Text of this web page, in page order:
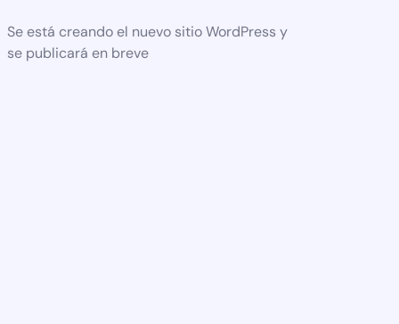
Se está creando el nuevo sitio WordPress y
se publicará en breve